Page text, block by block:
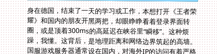
身在德国，结束了一天的学习或工作，本想打开《王者荣
耀》和国内的朋友开黑两把，却眼睁睁看着登录界面转
圈，或是顶着300ms的高延迟在峡谷里“瞬移”。这种烦
躁，我懂。这背后，是地理距离和网络边界筑起的高墙。
国服游戏服务器通常设在国内，对海外IP的访问有着严格
限制和高延迟。但别担心，解决方案很明确：你需要一款
靠谱的国服游戏加速器。它就像一张虚拟的回国高速通行
证，通过专属线路和智能技术，帮你绕过障碍，直连国内
服务器。这篇文章，就将为你拆解如何选择，并分享关键
技巧，让你无论身在柏林、慕尼黑还是汉堡，都能流畅开